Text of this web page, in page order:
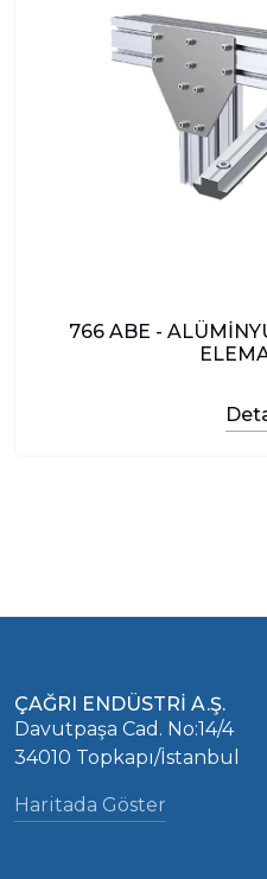
766 ABE -
ÇAĞRI ENDÜSTRİ A.Ş.
Davutpaşa Cad. No:14/4
34010 Topkapı/İstanbul
Haritada Göster